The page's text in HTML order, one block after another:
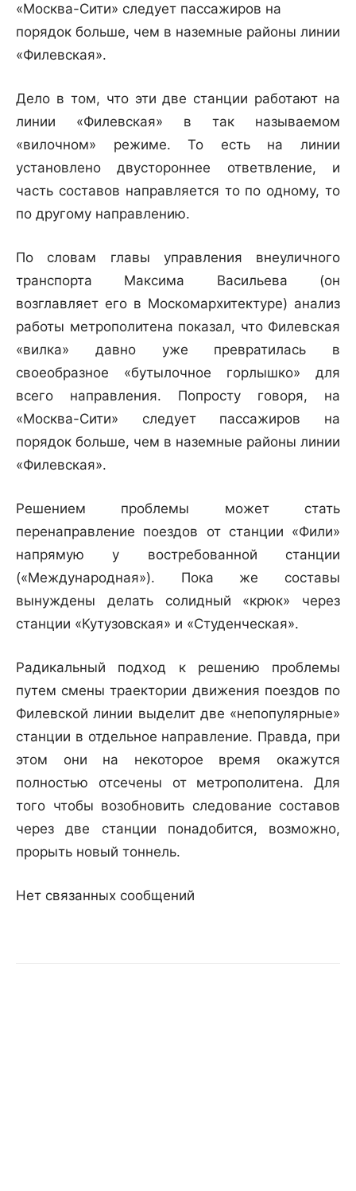
«Москва-Сити» следует пассажиров на
порядок больше, чем в наземные районы линии
«Филевская».
Дело в том, что эти две станции работают на
линии «Филевская» в так называемом
«вилочном» режиме. То есть на линии
установлено двустороннее ответвление, и
часть составов направляется то по одному, то
по другому направлению.
По словам главы управления внеуличного
транспорта Максима Васильева (он
возглавляет его в Москомархитектуре) анализ
работы метрополитена показал, что Филевская
«вилка» давно уже превратилась в
своеобразное «бутылочное горлышко» для
всего направления. Попросту говоря, на
«Москва-Сити» следует пассажиров на
порядок больше, чем в наземные районы линии
«Филевская».
Решением проблемы может стать
перенаправление поездов от станции «Фили»
напрямую у востребованной станции
(«Международная»). Пока же составы
вынуждены делать солидный «крюк» через
станции «Кутузовская» и «Студенческая».
Радикальный подход к решению проблемы
путем смены траектории движения поездов по
Филевской линии выделит две «непопулярные»
станции в отдельное направление. Правда, при
этом они на некоторое время окажутся
полностью отсечены от метрополитена. Для
того чтобы возобновить следование составов
через две станции понадобится, возможно,
прорыть новый тоннель.
Нет связанных сообщений